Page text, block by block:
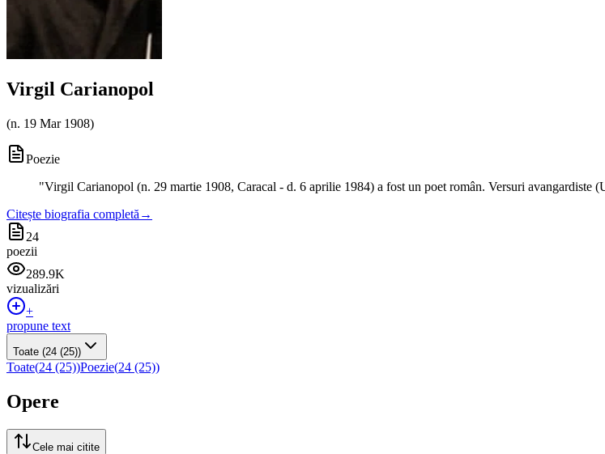
Virgil Carianopol
(n. 19 Mar 1908)
Poezie
"Virgil Carianopol (n. 29 martie 1908, Caracal - d. 6 aprilie 1984) a fost un poet român. Versuri avangardiste
Citește biografia completă →
24
poezii
289.9K
vizualizări
+
propune text
Toate (24 (25))
Toate(24 (25))Poezie(24 (25))
Opere
Cele mai citite